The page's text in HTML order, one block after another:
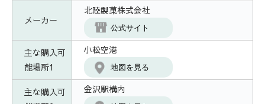
メーカー
北陸製菓株式会社
公式サイト
主な購入可
能場所1
小松空港
地図を見る
主な購入可
金沢駅構内